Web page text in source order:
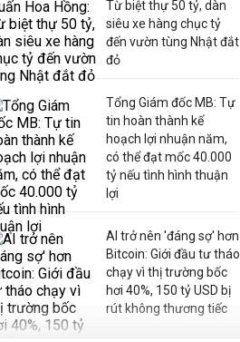
Từ biệt thự 50 tỷ, dàn
siêu xe hàng chục tỷ
đến vườn tùng Nhật đắt
đỏ
Tổng Giám đốc MB: Tự
tin hoàn thành kế
hoạch lợi nhuận năm,
có thể đạt mốc 40.000
tỷ nếu tình hình thuận
lợi
AI trở nên 'đáng sợ' hơn
Bitcoin: Giới đầu tư tháo
chạy vì thị trường bốc
hơi 40%, 150 tỷ USD bị
rút không thương tiếc